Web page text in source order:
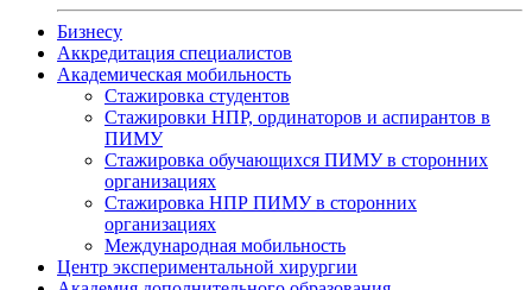
Бизнесу
Аккредитация специалистов
Академическая мобильность
Стажировка студентов
Стажировки НПР, ординаторов и аспирантов в
ПИМУ
Стажировка обучающихся ПИМУ в сторонних
организациях
Стажировка НПР ПИМУ в сторонних
организациях
Международная мобильность
Центр экспериментальной хирургии